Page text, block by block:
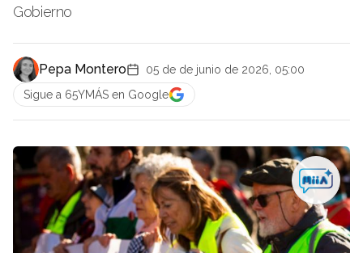
Gobierno
Pepa Montero
05 de de junio de 2026, 05:00
Sigue a 65YMÁS en Google